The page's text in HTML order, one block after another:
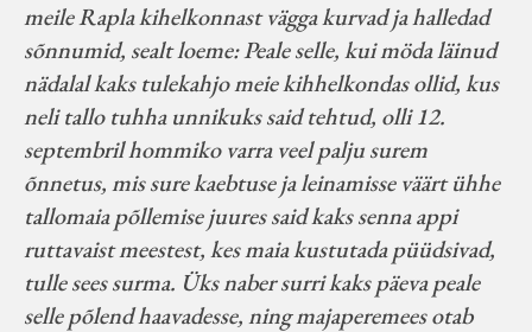
meile Rapla kihelkonnast vägga kurvad ja halledad
sõnnumid, sealt loeme: Peale selle, kui möda läinud
nädalal kaks tulekahjo meie kihhelkondas ollid, kus
neli tallo tuhha unnikuks said tehtud, olli 12.
septembril hommiko varra veel palju surem
õnnetus, mis sure kaebtuse ja leinamisse väärt ühhe
tallomaia põllemise juures said kaks senna appi
ruttavaist meestest, kes maia kustutada püüdsivad,
tulle sees surma. Üks naber surri kaks päeva peale
selle põlend haavadesse, ning majaperemees otab